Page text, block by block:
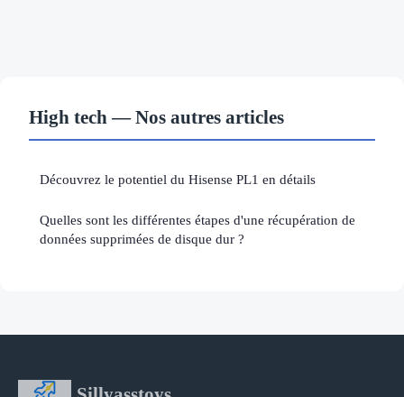
High tech — Nos autres articles
Découvrez le potentiel du Hisense PL1 en détails
Quelles sont les différentes étapes d'une récupération de
données supprimées de disque dur ?